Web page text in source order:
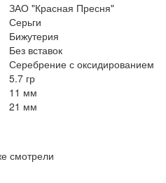
ЗАО "Красная Пресня"
Серьги
Бижутерия
Без вставок
Серебрение с оксидированием
5.7 гр
11 мм
21 мм
смотрели